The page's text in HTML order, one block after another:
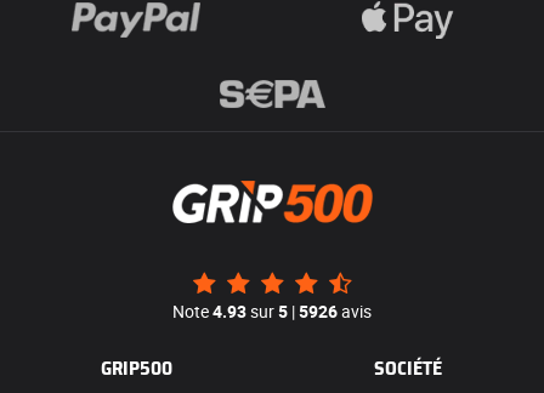
Note4.93sur5 |5926avis
GRIP500 SOCIÉTÉ